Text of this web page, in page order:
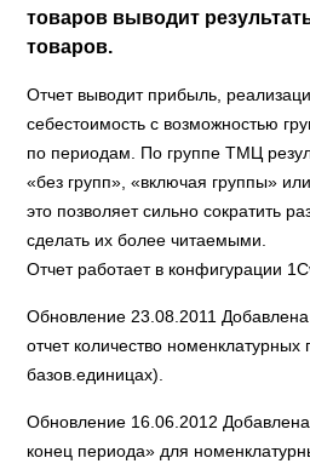
товаров выводит
товаров.
Отчет выводит прибыль,
себестоимость с возможностью
по периодам. По группе ТМЦ
«без групп», «включая группы»
это позволяет сильно сократить
сделать их более читаемыми.
Отчет работает в конфигурации
Обновление 23.08.2011
отчет количество номенклатурных
базов.единицах).
Обновление 16.06.2012 Добавлена
конец периода» для